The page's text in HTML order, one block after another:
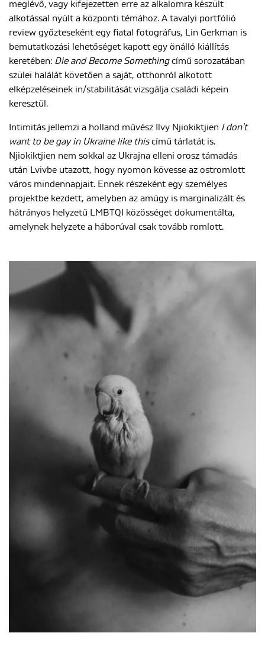
meglévő, vagy kifejezetten erre az alkalomra készült
alkotással nyúlt a központi témához. A tavalyi portfólió
review győzteseként egy fiatal fotográfus, Lin Gerkman is
bemutatkozási lehetőséget kapott egy önálló kiállítás
keretében: Die and Become Somethingcímű sorozatában
szülei halálát követően a saját, otthonról alkotott
elképzeléseinek in/stabilitását vizsgálja családi képein
keresztül.
Intimitás jellemzi a holland művész Ilvy Njiokiktjien I don't
want to be gay in Ukraine like thiscímű tárlatát is.
Njiokiktjien nem sokkal az Ukrajna elleni orosz támadás
után Lvivbe utazott, hogy nyomon kövesse az ostromlott
város mindennapjait. Ennek részeként egy személyes
projektbe kezdett, amelyben az amúgy is marginalizált és
hátrányos helyzetű LMBTQI közösséget dokumentálta,
amelynek helyzete a háborúval csak tovább romlott.